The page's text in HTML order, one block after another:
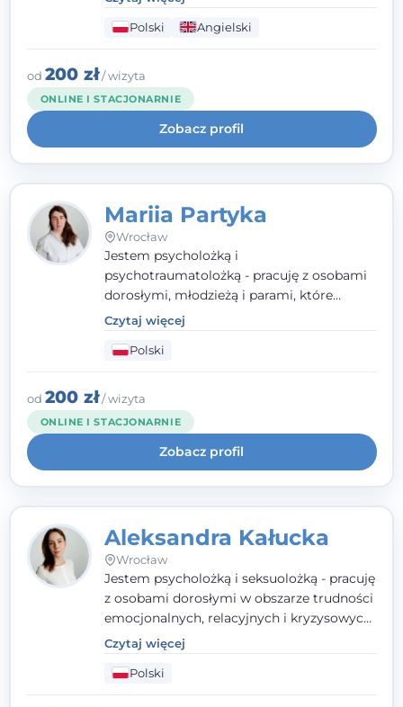
seksualnego, żałoby, kryzysów życiowych i
wypalenia zawodowego. Pracuję w języku
polskim i angielskim, w podejściu
humanistycznym, opartym na
partnerstwie i podmiotowości klienta.
Polski Angielski
od 200 zł/ wizyta
ONLINE I STACJONARNIE
Zobacz profil
Mariia Partyka
Wrocław
Jestem psycholożką i
psychotraumatolożką - pracuję z osobami
dorosłymi, młodzieżą i parami, które
doświadczają kryzysów psychicznych,
traumy, stanów lękowych i trudności
relacyjnych. W pracy kieruję się
uważnością, empatią i głębokim
szacunkiem dla indywidualnej historii
każdego człowieka. Jestem w trakcie
czteroletniej szkoły psychoterapii
poznawczo-behawioralnej
rekomendowanej przez PTTPB.
Czytaj więcej
Polski
od 200 zł/ wizyta
ONLINE I STACJONARNIE
Zobacz profil
Aleksandra Kałucka
Wrocław
Jestem psycholożką i seksuolożką - pracuję
z osobami dorosłymi w obszarze trudności
emocjonalnych, relacyjnych i kryzysowych,
w tym z osobami po doświadczeniach
przemocy. Ukończyłam psychologię
kliniczną oraz studia podyplomowe z
interwencji kryzysowej i seksuologii
Czytaj więcej
Polski